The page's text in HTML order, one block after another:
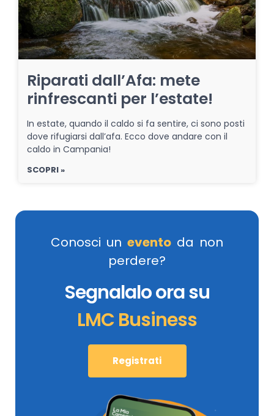
Riparati dall’Afa: mete
rinfrescanti per l’estate!
In estate, quando il caldo si fa sentire, ci sono posti
dove rifugiarsi dall’afa. Ecco dove andare con il
caldo in Campania!
SCOPRI »
Conosci un evento da non
perdere?
Segnalalo ora su
LMC Business
Registrati